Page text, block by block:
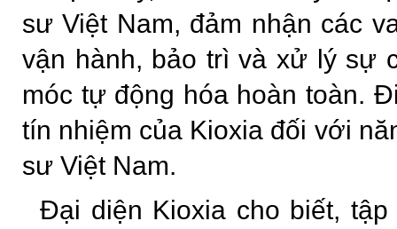
sư Việt Nam, đảm nhận các
vận hành, bảo trì và xử lý sự
móc tự động hóa hoàn toàn.
tín nhiệm của Kioxia đối với
sư Việt Nam.
Đại diện Kioxia cho biết,